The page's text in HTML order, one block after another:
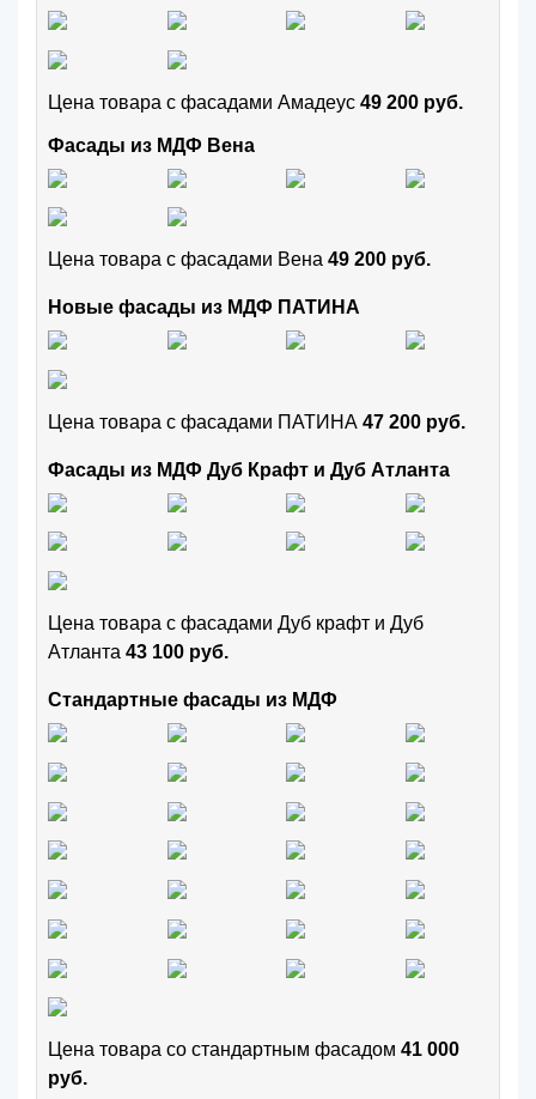
Цена товара с фасадами Амадеус 49 200 руб.
Фасады из МДФ Вена
Цена товара с фасадами Вена 49 200 руб.
Новые фасады из МДФ ПАТИНА
Цена товара с фасадами ПАТИНА 47 200 руб.
Фасады из МДФ Дуб Крафт и Дуб Атланта
Цена товара с фасадами Дуб крафт и Дуб
Атланта 43 100 руб.
Стандартные фасады из МДФ
Цена товара cо стандартным фасадом 41 000
руб.